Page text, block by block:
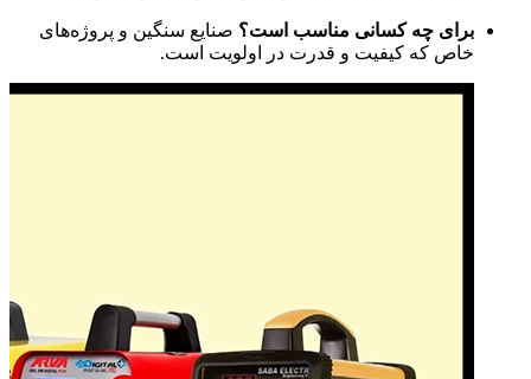
برای چه کسانی مناسب است؟ صنایع سنگین و پروژه‌های
خاص که کیفیت و قدرت در اولویت است.